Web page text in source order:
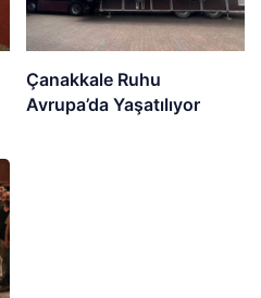
Çanakkale Ruhu
Avrupa’da Yaşatılıyor